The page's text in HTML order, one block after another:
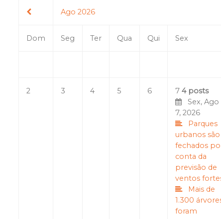
Ago 2026
Dom Seg Ter Qua Qui Sex
2 3 4 5 6 7 4 posts
Sex, Ago
7, 2026
Parques
urbanos são
fechados
conta da
previsão de
ventos
Mais de
1.300
foram